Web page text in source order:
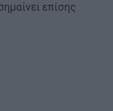
επίσης